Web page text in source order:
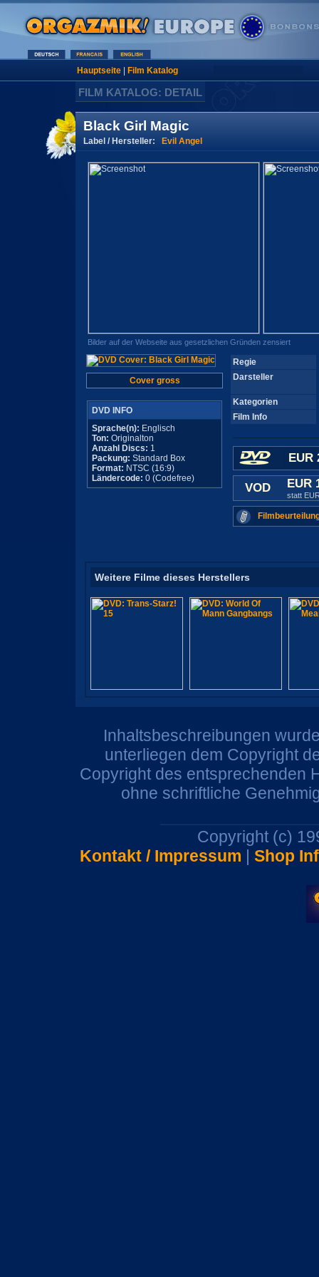
Hauptseite| Film Katalog
FILM KATALOG: DETAIL
Black Girl Magic
Label / Hersteller: Evil Angel
Bilder auf der Webseite aus gesetzlichen Gründen zensiert
Cover gross
DVD INFO
Sprache(n): Englisch
Ton: Originalton
Anzahl Discs: 1
Packung: Standard Box
Format: NTSC (16:9)
Ländercode: 0 (Codefree)
Regie
Darsteller
Kategorien
Film Info
EUR
VOD EUR
statt
Weitere Filme dieses Herstellers
Inhaltsbeschreibungen
unterliegen dem Copyright
Copyright des entsprechenden
ohne schriftliche
Copyright (c)
Kontakt / Impressum | Shop